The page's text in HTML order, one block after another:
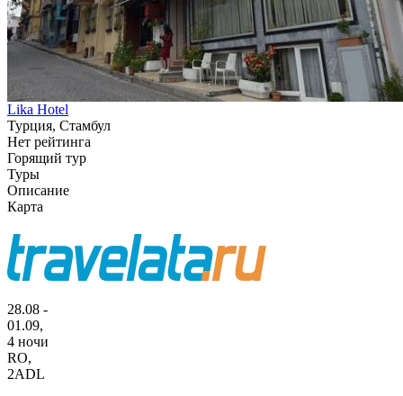
Lika Hotel
Турция, Стамбул
Нет рейтинга
Горящий тур
Туры
Описание
Карта
28.08 -
01.09,
4 ночи
RO,
2ADL